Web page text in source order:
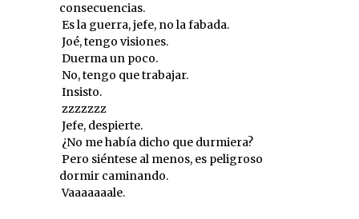
consecuencias.
 Es la guerra, jefe, no la fabada.
 Joé, tengo visiones.
 Duerma un poco.
 No, tengo que trabajar.
 Insisto.
 zzzzzzz
 Jefe, despierte.
 ¿No me había dicho que durmiera?
 Pero siéntese al menos, es peligroso
dormir caminando.
 Vaaaaaaale.